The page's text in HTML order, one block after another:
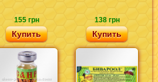
155 грн
Купить
138 грн
Купить